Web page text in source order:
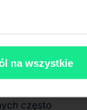
na wszystkie
I-O księgi